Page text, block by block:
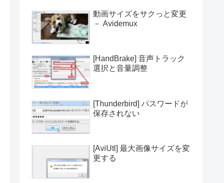
動画サイズをサクっと変更
－ Avidemux
[HandBrake] 音声トラック
選択と音量調整
[Thunderbird] パスワードが
保存されない
[AviUtl] 最大画像サイズを変
更する